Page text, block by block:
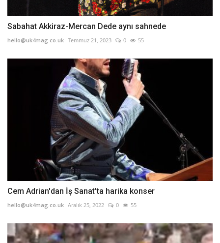
Sabahat Akkiraz-Mercan Dede aynı sahnede
hello@uk4mag.co.uk Temmuz 21, 2023 0 55
Cem Adrian'dan İş Sanat'ta harika konser
hello@uk4mag.co.uk Aralık 25, 2022 0 55